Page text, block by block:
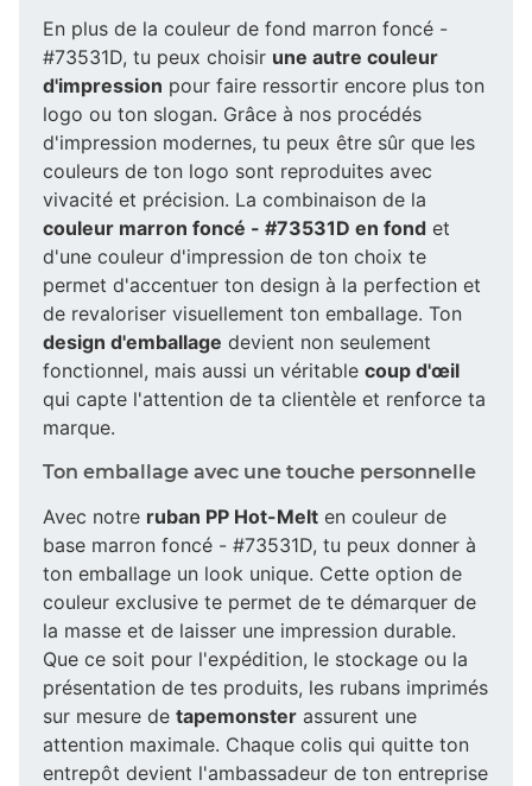
En plus de la couleur de fond marron foncé -
#73531D, tu peux choisir une autre couleur
d'impression pour faire ressortir encore plus ton
logo ou ton slogan. Grâce à nos procédés
d'impression modernes, tu peux être sûr que les
couleurs de ton logo sont reproduites avec
vivacité et précision. La combinaison de la
couleur marron foncé - #73531D en fond et
d'une couleur d'impression de ton choix te
permet d'accentuer ton design à la perfection et
de revaloriser visuellement ton emballage. Ton
design d'emballage devient non seulement
fonctionnel, mais aussi un véritable coup d'œil
qui capte l'attention de ta clientèle et renforce ta
marque.
Ton emballage avec une touche personnelle
Avec notre ruban PP Hot-Melt en couleur de
base marron foncé - #73531D, tu peux donner à
ton emballage un look unique. Cette option de
couleur exclusive te permet de te démarquer de
la masse et de laisser une impression durable.
Que ce soit pour l'expédition, le stockage ou la
présentation de tes produits, les rubans imprimés
sur mesure de tapemonster assurent une
attention maximale. Chaque colis qui quitte ton
entrepôt devient l'ambassadeur de ton entreprise